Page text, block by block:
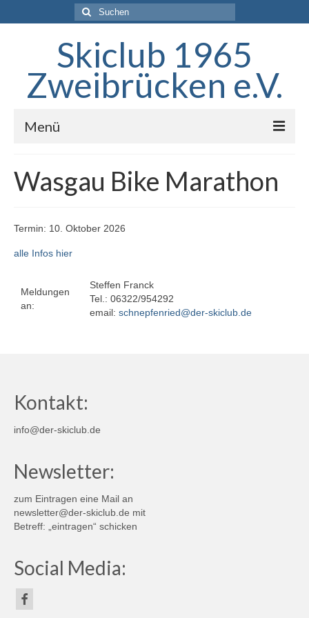
Suchen
nach:
Skiclub 1965
Zweibrücken e.V.
Menü
Der Verein
Termine
Aktuelles
Wasgau Bike Marathon
Termin: 10. Oktober 2026
alle Infos hier
Meldungen
an:
Steffen Franck
Tel.: 06322/954292
email: schnepfenried@der-skiclub.de
Kontakt:
info@der-skiclub.de
Newsletter:
zum Eintragen eine Mail an
newsletter@der-skiclub.de mit
Betreff: „eintragen“ schicken
Social Media: